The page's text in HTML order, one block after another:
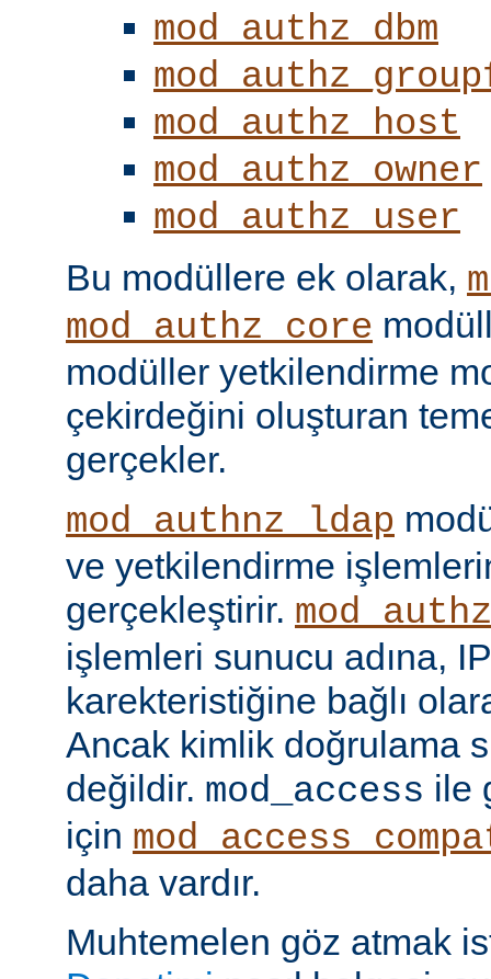
mod_authz_dbm
mod_authz_host
mod_authz_owner
mod_authz_user
Bu modüllere ek olarak,
mod_authz_core
modüller yetkilendirme
çekirdeğini oluşturan
gerçekler.
mod_authnz_ldap
ve yetkilendirme
gerçekleştirir.
işlemleri sunucu adına,
karekteristiğine bağlı
Ancak kimlik doğrulama
değildir. mod_access ile
için
daha vardır.
Muhtemelen göz atmak